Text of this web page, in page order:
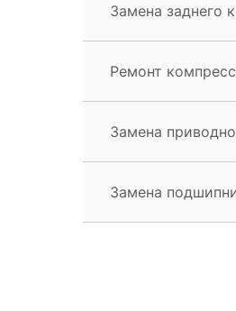
Замена заднего
Ремонт
Замена
Замена